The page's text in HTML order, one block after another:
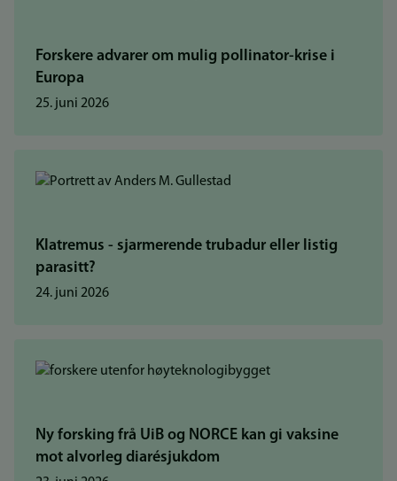
Forskere advarer om mulig pollinator-krise i
Europa
25. juni 2026
Klatremus - sjarmerende trubadur eller listig
parasitt?
24. juni 2026
Ny forsking frå UiB og NORCE kan gi vaksine
mot alvorleg diarésjukdom